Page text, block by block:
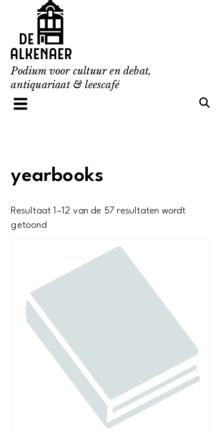
content
Podium voor cultuur en debat,
antiquariaat & leescafé
yearbooks
Resultaat 1–12 van de 57 resultaten wordt
getoond